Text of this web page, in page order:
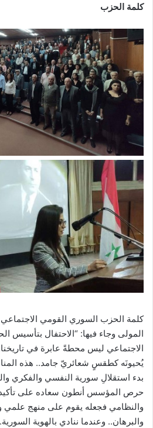
كلمة الحزب
كلمة الحزب السوري القومي الاجتماعي
المولى وجاء فيها: “الاحتفال بتأسيس
الاجتماعي ليس محطةً عابرة في
يُحيونَه كطقسٍ شعائريّ جامد.. هذه
بدء استقلالِ سورية النفسي والفكري
حرص المؤسس أنطون سعاده على تأكيد
والنظامي فجعله يقوم على منهج
والبرهان.. وعندما ننادي بالهوية